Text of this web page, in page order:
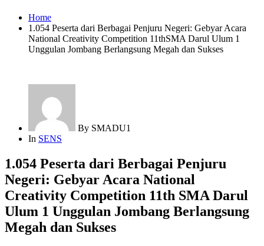
Home
1.054 Peserta dari Berbagai Penjuru Negeri: Gebyar Acara
National Creativity Competition 11thSMA Darul Ulum 1
Unggulan Jombang Berlangsung Megah dan Sukses
By SMADU1
In SENS
1.054 Peserta dari Berbagai Penjuru
Negeri: Gebyar Acara National
Creativity Competition 11th SMA Darul
Ulum 1 Unggulan Jombang Berlangsung
Megah dan Sukses